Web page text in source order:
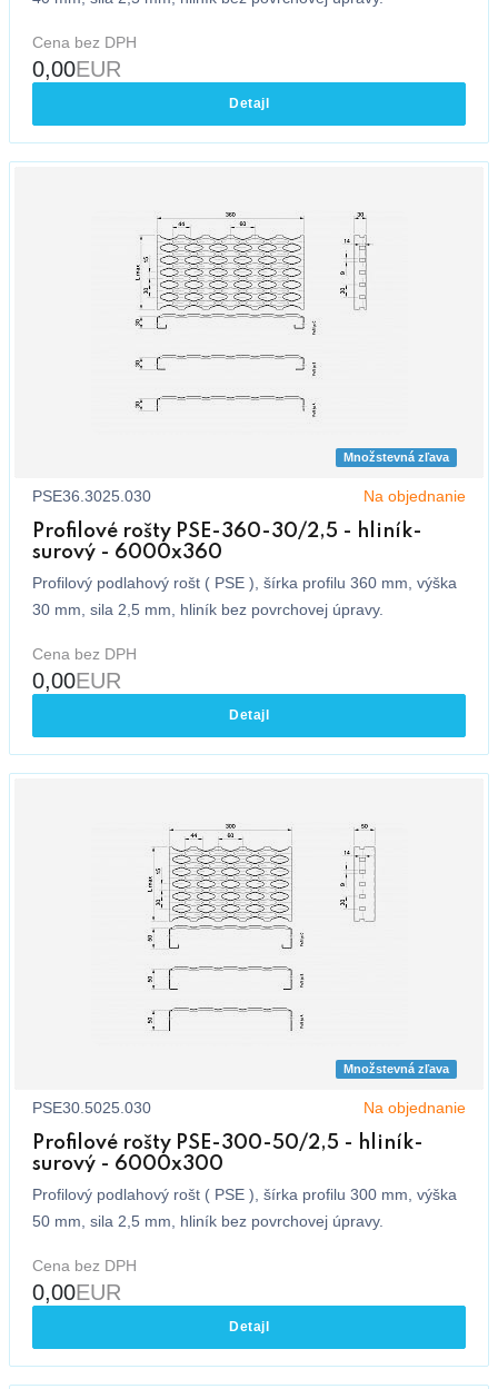
Cena bez DPH
0,00EUR
Detajl
Množstevná zľava
PSE36.3025.030 Na objednanie
Profilové rošty PSE-360-30/2,5 - hliník-
surový - 6000x360
Profilový podlahový rošt ( PSE ), šírka profilu 360 mm, výška
30 mm, sila 2,5 mm, hliník bez povrchovej úpravy.
Cena bez DPH
0,00EUR
Detajl
Množstevná zľava
PSE30.5025.030 Na objednanie
Profilové rošty PSE-300-50/2,5 - hliník-
surový - 6000x300
Profilový podlahový rošt ( PSE ), šírka profilu 300 mm, výška
50 mm, sila 2,5 mm, hliník bez povrchovej úpravy.
Cena bez DPH
0,00EUR
Detajl